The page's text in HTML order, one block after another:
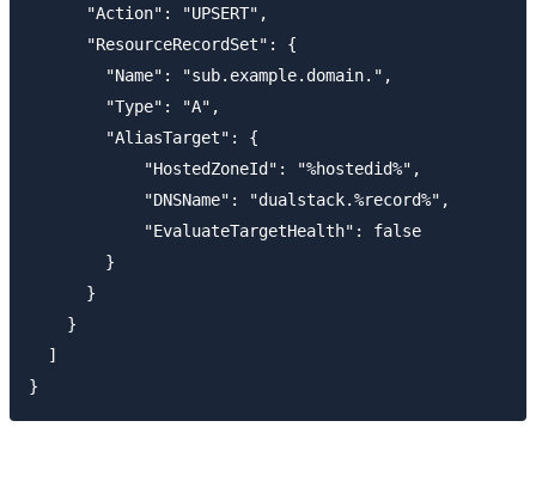
      "Action": "UPSERT",
      "ResourceRecordSet": {
        "Name": "sub.example.domain.",
        "Type": "A",
        "AliasTarget": {
            "HostedZoneId": "%hostedid%",
            "DNSName": "dualstack.%record%",
            "EvaluateTargetHealth": false
        }
      }
    }
  ]